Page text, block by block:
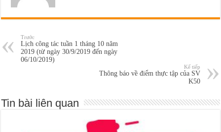
Trước
Lịch công tác tuần 1 tháng 10 năm
2019 (từ ngày 30/9/2019 đến ngày
06/10/2019)
Kế tiếp
Thông báo về điểm thực tập của SV
K50
Tin bài liên quan